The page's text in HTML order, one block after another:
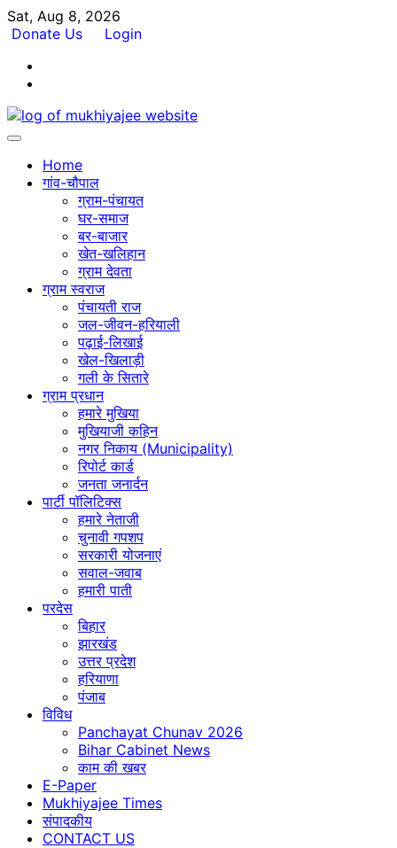
Skip
to
Sat, Aug 8, 2026
Donate Us
Login
Home
गांव-चौपाल
ग्राम-पंचायत
घर-समाज
बर-बाजार
खेत-खलिहान
ग्राम देवता
ग्राम स्वराज
पंचायती राज
जल-जीवन-हरियाली
पढ़ाई-लिखाई
खेल-खिलाड़ी
गली के सितारे
ग्राम प्रधान
हमारे मुखिया
मुखियाजी कहिन
नगर निकाय (Municipality)
रिपोर्ट कार्ड
जनता जनार्दन
पार्टी पॉलिटिक्स
हमारे नेताजी
चुनावी गपशप
सरकारी योजनाएं
सवाल-जवाब
हमारी पाती
परदेस
बिहार
झारखंड
उत्तर प्रदेश
हरियाणा
पंजाब
विविध
Panchayat Chunav 2026
Bihar Cabinet News
काम की खबर
E-Paper
Mukhiyajee Times
संपादकीय
CONTACT US